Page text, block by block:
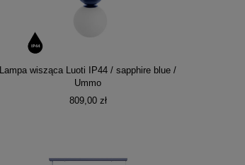
Lampa wisząca Luoti IP44 / sapphire blue /
Ummo
809,00 zł